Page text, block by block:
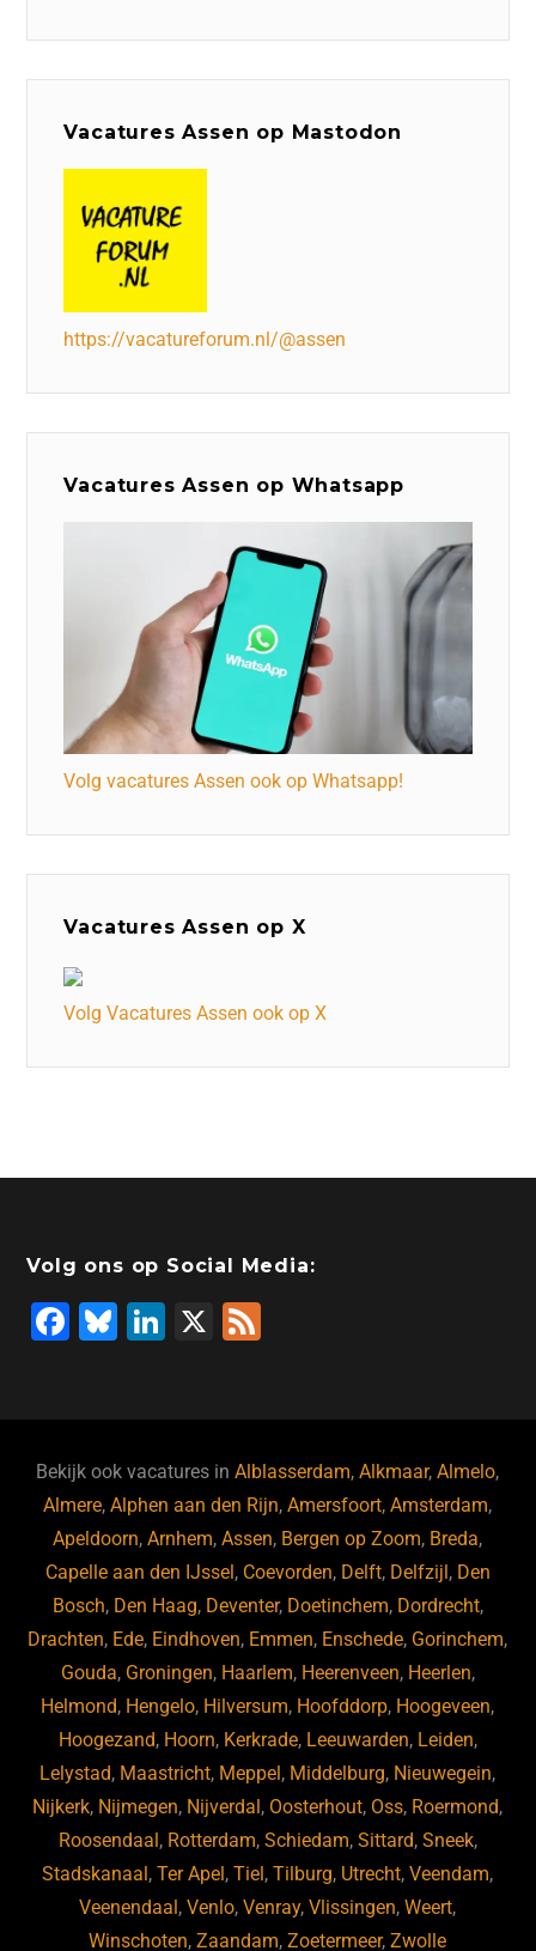
Vacatures Assen op Mastodon
https://vacatureforum.nl/@assen
Vacatures Assen op Whatsapp
Volg vacatures Assen ook op Whatsapp!
Vacatures Assen op X
Volg Vacatures Assen ook op X
Volg ons op Social Media:
F
b
o
o
k
Bl
ky
Li
dI
n
X
Bekijk ook vacatures inAlblasserdam,Alkmaar,Almelo,
Almere,Alphen aan den Rijn,Amersfoort,Amsterdam,
Apeldoorn,Arnhem,Assen, Bergen op Zoom, Breda,
Capelle aan den IJssel, Coevorden, Delft, Delfzijl, Den
Bosch, Den Haag, Deventer, Doetinchem, Dordrecht,
Drachten, Ede, Eindhoven, Emmen, Enschede, Gorinchem,
Gouda, Groningen, Haarlem, Heerenveen, Heerlen,
Helmond, Hengelo, Hilversum, Hoofddorp, Hoogeveen,
Hoogezand, Hoorn, Kerkrade, Leeuwarden, Leiden,
Lelystad, Maastricht, Meppel, Middelburg, Nieuwegein,
Nijkerk, Nijmegen, Nijverdal, Oosterhout, Oss, Roermond,
Roosendaal, Rotterdam, Schiedam, Sittard, Sneek,
Stadskanaal,Ter Apel,Tiel,Tilburg, Utrecht,Veendam,
Veenendaal,Venlo,Venray,Vlissingen,Weert,
Winschoten,Zaandam,Zoetermeer,Zwolle